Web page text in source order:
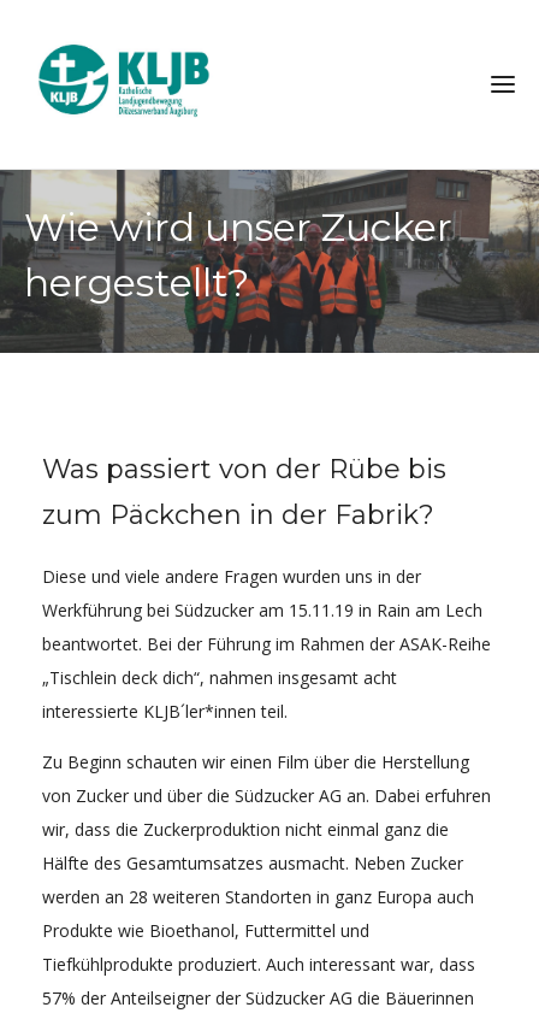
Wie wird unser Zucker
hergestellt?
Was passiert von der Rübe bis
zum Päckchen in der Fabrik?
Diese und viele andere Fragen wurden uns in der
Werkführung bei Südzucker am 15.11.19 in Rain am Lech
beantwortet. Bei der Führung im Rahmen der ASAK-Reihe
„Tischlein deck dich“, nahmen insgesamt acht
interessierte KLJB´ler*innen teil.
Zu Beginn schauten wir einen Film über die Herstellung
von Zucker und über die Südzucker AG an. Dabei erfuhren
wir, dass die Zuckerproduktion nicht einmal ganz die
Hälfte des Gesamtumsatzes ausmacht. Neben Zucker
werden an 28 weiteren Standorten in ganz Europa auch
Produkte wie Bioethanol, Futtermittel und
Tiefkühlprodukte produziert. Auch interessant war, dass
57% der Anteilseigner der Südzucker AG die Bäuerinnen